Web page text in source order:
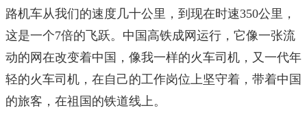
路机车从我们的速度几十公里，到现在时速350公里，
这是一个7倍的飞跃。中国高铁成网运行，它像一张流
动的网在改变着中国，像我一样的火车司机，又一代年
轻的火车司机，在自己的工作岗位上坚守着，带着中国
的旅客，在祖国的铁道线上。